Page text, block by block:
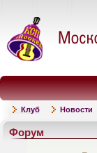
Клуб Новости
Форум